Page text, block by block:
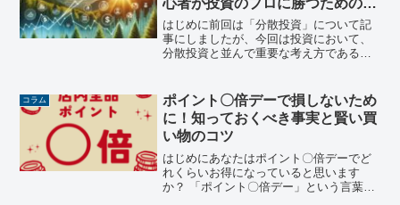
法
はじめに前回は「分散投資」について記
事にしましたが、今回は投資において、
分散投資と並んで重要な考え方である
に直結するところです。投資の世界で
我々個人投資家がプロ（機関投...
コラム
ポイント〇倍デーで損しないため
に！知っておくべき事実と賢い買
い物のコツ
はじめにあなたはポイント〇倍デーでど
れくらいお得になっていると思います
か？ 「ポイント〇倍デー」という言葉に